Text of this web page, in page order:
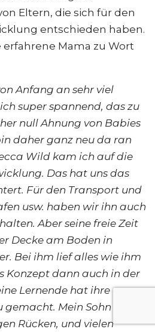
Eltern, die sich für den
entschieden haben.
Mama zu Wort
Anfang an sehr viel
super spannend, das zu
null Ahnung von Babies
daher ganz neu da ran
Wild kam ich auf die
Das hat uns das
Für den Transport und
usw. haben wir ihn auch
Aber seine freie Zeit
Decke am Boden in
Bei ihm lief alles wie ihm
Konzept dann auch in der
Lernende hat ihre
Mein Sohn ist sehr
Rücken, und vielen